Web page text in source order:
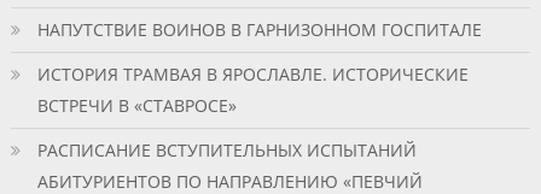
НАПУТСТВИЕ ВОИНОВ В ГАРНИЗОННОМ ГОСПИТАЛЕ
ИСТОРИЯ ТРАМВАЯ В ЯРОСЛАВЛЕ. ИСТОРИЧЕСКИЕ
ВСТРЕЧИ В «СТАВРОСЕ»
РАСПИСАНИЕ ВСТУПИТЕЛЬНЫХ ИСПЫТАНИЙ
АБИТУРИЕНТОВ ПО НАПРАВЛЕНИЮ «ПЕВЧИЙ